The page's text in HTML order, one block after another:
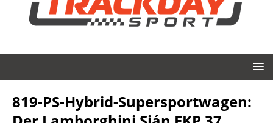
819-PS-Hybrid-Supersportwagen: